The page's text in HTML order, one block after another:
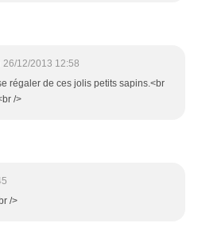
26/12/2013 12:58
régaler de ces jolis petits sapins.<br
/>
/>